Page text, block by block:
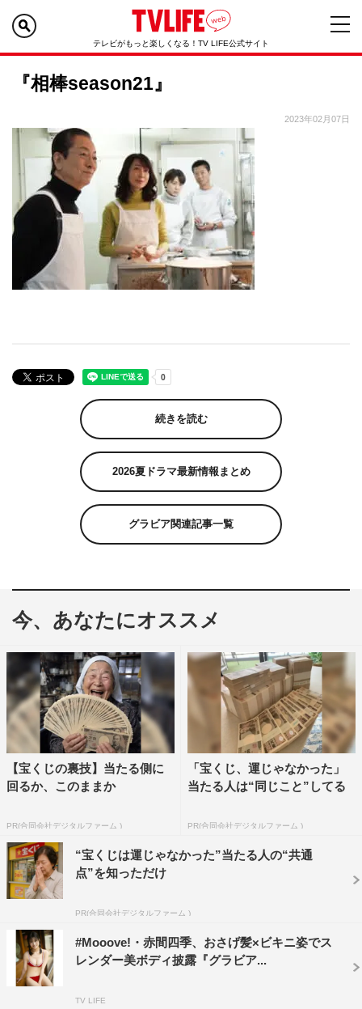
テレビがもっと楽しくなる！TV LIFE公式サイト
『相棒season21』
2023年02月07日
続きを読む
2026夏ドラマ最新情報まとめ
グラビア関連記事一覧
今、あなたにオススメ
【宝くじの裏技】当たる側に
回るか、このままか
PR(合同会社デジタルファーム )
「宝くじ、運じゃなかった」
当たる人は“同じこと”してる
PR(合同会社デジタルファーム )
“宝くじは運じゃなかった”当たる人の“共通
点”を知っただけ
PR(合同会社デジタルファーム )
#Mooove!・赤間四季、おさげ髪×ビキニ姿でス
レンダー美ボディ披露『グラビア...
TV LIFE